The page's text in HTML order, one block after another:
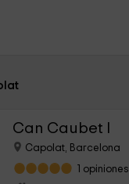
Can Caubet I
Capolat, Barcelona
1 opiniones